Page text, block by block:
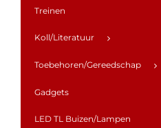
Treinen
Koll/Literatuur
Toebehoren/Gereedschap
Gadgets
LED TL Buizen/Lampen